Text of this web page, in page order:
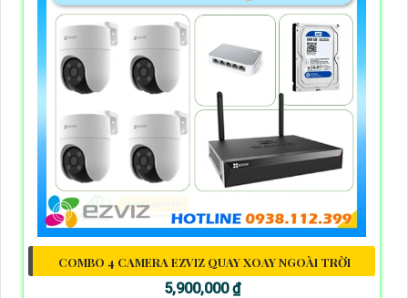
COMBO 4 CAMERA EZVIZ QUAY XOAY NGOÀI TRỜI
5,900,000 ₫